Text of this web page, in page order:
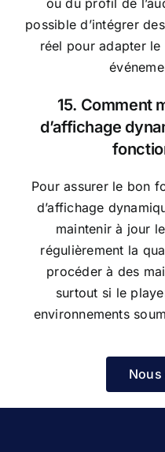
possible d’intégrer
réel pour adapter
15. Comment
d’affichage
Pour assurer le bon
d’affichage
maintenir à jour
régulièrement la
procéder à des
surtout si le
environnements